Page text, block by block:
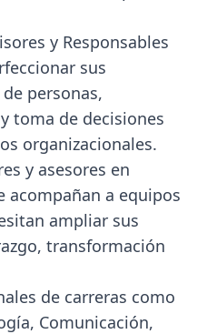
y Responsables
sus
personas,
toma de decisiones
organizacionales.
y asesores en
acompañan a equipos
ampliar sus
transformación
de carreras como
Comunicación,